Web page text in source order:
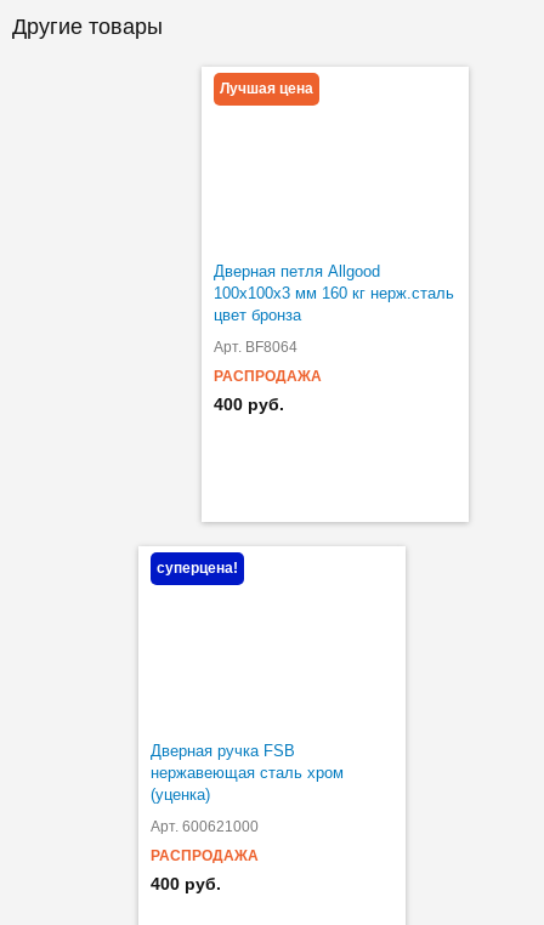
Другие товары
Лучшая цена
Дверная петля Allgood
100х100х3 мм 160 кг нерж.сталь
цвет бронза
Арт. BF8064
РАСПРОДАЖА
400 руб.
суперцена!
Дверная ручка FSB
нержавеющая сталь хром
(уценка)
Арт. 600621000
РАСПРОДАЖА
400 руб.